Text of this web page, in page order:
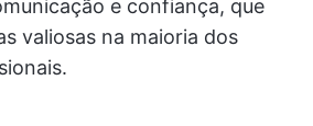
e confiança, que
valiosas na maioria dos